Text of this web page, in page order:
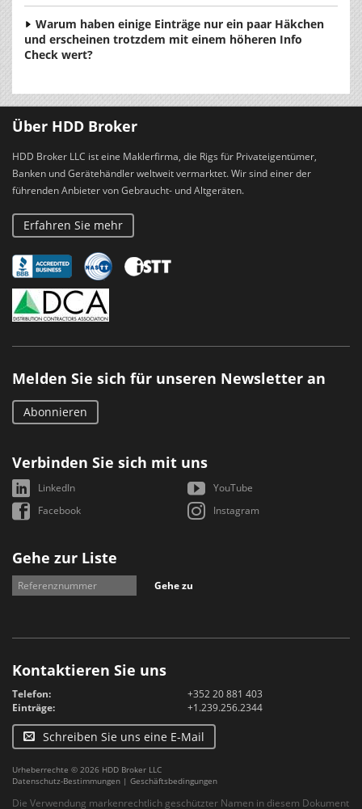
Warum haben einige Einträge nur ein paar Häkchen
und erscheinen trotzdem mit einem höheren Info
Check wert?
Über HDD Broker
HDD Broker LLC ist eine Maklerfirma, die Rigs für Privateigentümer,
Banken und Gerätehändler weltweit vermarktet. Wir sind einer der
führenden Anbieter von Gebraucht- und Altgeräten.
Erfahren Sie mehr
Melden Sie sich für unseren Newsletter an
Abonnieren
Verbinden Sie sich mit uns
LinkedIn
YouTube
Facebook
Instagram
Gehe zur Liste
Gehe zu
Kontaktieren Sie uns
Telefon:
+352 20 881 403
Einträge:
+1.239.256.2344
Schreiben Sie uns eine E-Mail
Urheberrechte © 2026 HDD Broker LLC
Datenschutz-Bestimmungen | Geschäftsbedingungen
Die Verwendung markenrechtlich geschützter Namen in diesem Dokument